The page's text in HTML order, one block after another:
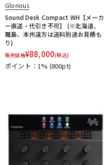
Glorious
Sound Desk Compact WH【メーカ
ー直送・代引き不可】 (※北海道、
離島、本州遠方は送料別途お見積も
り)
販売価格¥88,000(税込)
ポイント：1% (800pt)